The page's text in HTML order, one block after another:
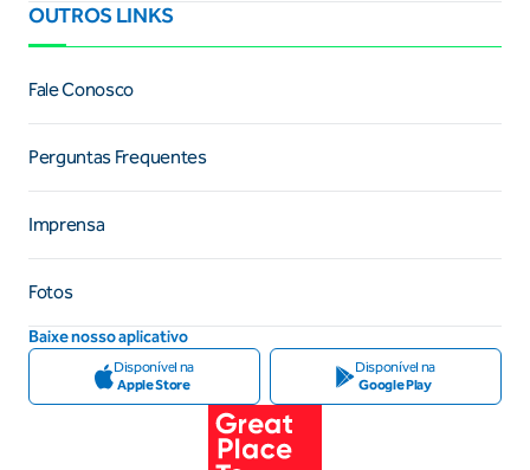
OUTROS LINKS
Fale Conosco
Perguntas Frequentes
Imprensa
Fotos
Baixe nosso aplicativo
Disponível na
Apple Store
Disponível na
Google Play